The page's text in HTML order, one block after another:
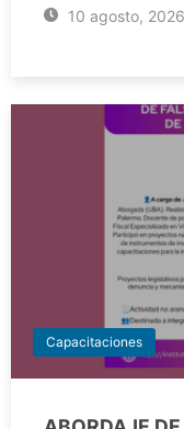
10 agosto, 2026
Capacitaciones